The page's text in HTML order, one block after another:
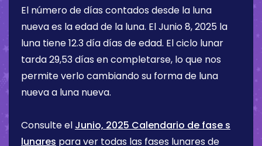
El número de días contados desde la luna
nueva es la edad de la luna. ElJunio 8, 2025 la
luna tiene12.3 díadías de edad. El ciclo lunar
tarda 29,53 días en completarse, lo que nos
permite verlo cambiando su forma de luna
nueva a luna nueva.
Consulte el Junio, 2025 Calendario de fase s
lunares para ver todas las fases lunares de